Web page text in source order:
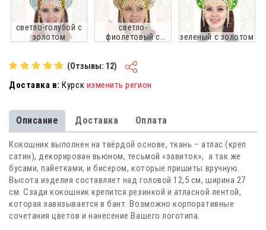
светло-голубой с
золотом
светло-
фиолетовый с
зеленый с золотом
(Отзывы: 12)
Доставка в: Курск изменить регион
Описание Доставка Оплата
Кокошник выполнен на твёрдой основе, ткань – атлас (креп
сатин), декорирован вьюном, тесьмой «завиток», а так же
бусами, пайетками, и бисером, которые пришиты вручную.
Высота изделия составляет над головой 12,5 см, ширина 27
см. Сзади кокошник крепится резинкой и атласной лентой,
которая завязывается в бант. Возможно корпоративные
сочетания цветов и нанесение Вашего логотипа.